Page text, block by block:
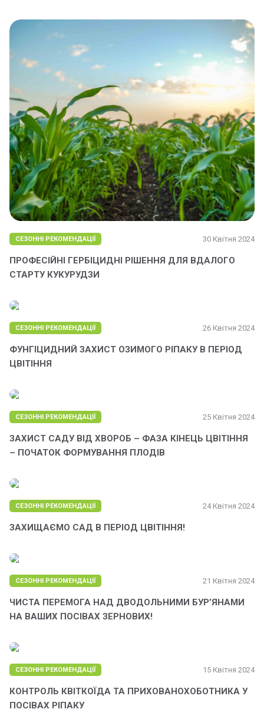
СЕЗОННІ РЕКОМЕНДАЦІЇ 30 Квітня 2024
ПРОФЕСІЙНІ ГЕРБІЦИДНІ РІШЕННЯ ДЛЯ ВДАЛОГО
СТАРТУ КУКУРУДЗИ
СЕЗОННІ РЕКОМЕНДАЦІЇ 26 Квітня 2024
ФУНГІЦИДНИЙ ЗАХИСТ ОЗИМОГО РІПАКУ В ПЕРІОД
ЦВІТІННЯ
СЕЗОННІ РЕКОМЕНДАЦІЇ 25 Квітня 2024
ЗАХИСТ САДУ ВІД ХВОРОБ – ФАЗА КІНЕЦЬ ЦВІТІННЯ
– ПОЧАТОК ФОРМУВАННЯ ПЛОДІВ
СЕЗОННІ РЕКОМЕНДАЦІЇ 24 Квітня 2024
ЗАХИЩАЄМО САД В ПЕРІОД ЦВІТІННЯ!
СЕЗОННІ РЕКОМЕНДАЦІЇ 21 Квітня 2024
ЧИСТА ПЕРЕМОГА НАД ДВОДОЛЬНИМИ БУР’ЯНАМИ
НА ВАШИХ ПОСІВАХ ЗЕРНОВИХ!
СЕЗОННІ РЕКОМЕНДАЦІЇ 15 Квітня 2024
КОНТРОЛЬ КВІТКОЇДА ТА ПРИХОВАНОХОБОТНИКА У
ПОСІВАХ РІПАКУ